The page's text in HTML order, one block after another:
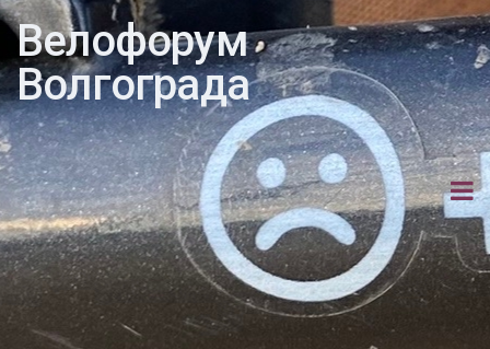
Велофорум
Волгограда